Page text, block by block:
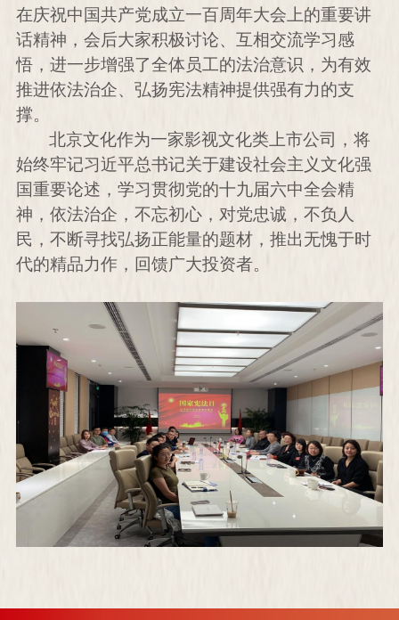
在庆祝中国共产党成立一百周年大会上的重要讲
话精神，会后大家积极讨论、互相交流学习感
悟，进一步增强了全体员工的法治意识，为有效
推进依法治企、弘扬宪法精神提供强有力的支
撑。
北京文化作为一家影视文化类上市公司，将
始终牢记习近平总书记关于建设社会主义文化强
国重要论述，学习贯彻党的十九届六中全会精
神，依法治企，不忘初心，对党忠诚，不负人
民，不断寻找弘扬正能量的题材，推出无愧于时
代的精品力作，回馈广大投资者。